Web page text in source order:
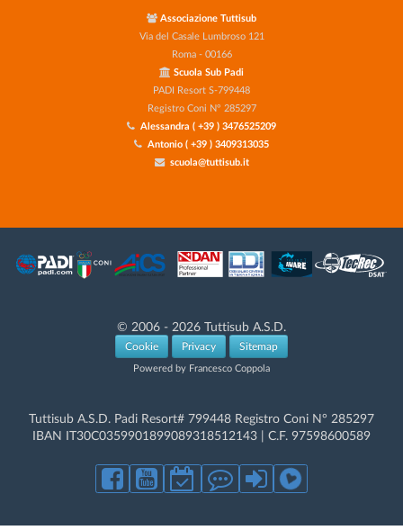
Associazione Tuttisub
Via del Casale Lumbroso 121
Roma - 00166
Scuola Sub Padi
PADI Resort S-799448
Registro Coni N° 285297
Alessandra ( +39 ) 3476525209
Antonio ( +39 ) 3409313035
scuola@tuttisub.it
© 2006 - 2026 Tuttisub A.S.D.
Cookie Privacy Sitemap
Powered by Francesco Coppola
Tuttisub A.S.D. Padi Resort# 799448 Registro Coni N° 285297
IBAN IT30C0359901899089318512143 | C.F. 97598600589